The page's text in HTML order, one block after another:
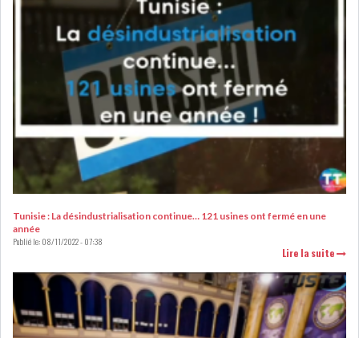
FINANCE
FISCALITE
TAXE SUR LE PATR...
FISCALITÉ : LONGUE LISTE
DES ACTIVITÉS Q...
Tunisie : La désindustrialisation continue… 121 usines ont fermé en une
année
Publié le:08/11/2022 - 07:38
Lire la suite